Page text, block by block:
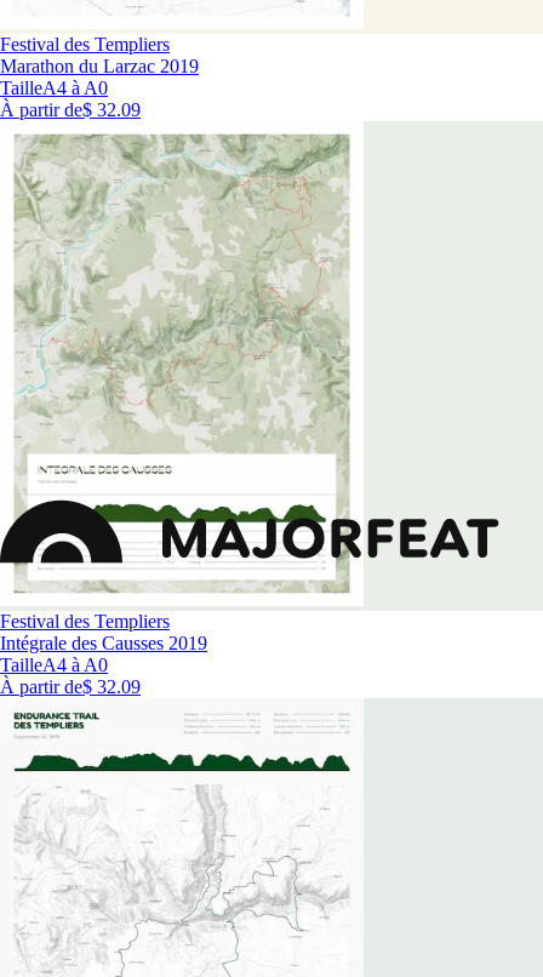
Festival des Templiers
Marathon du Larzac 2019
TailleA4 à A0
À partir de$ 32.09
Festival des Templiers
Intégrale des Causses 2019
TailleA4 à A0
À partir de$ 32.09